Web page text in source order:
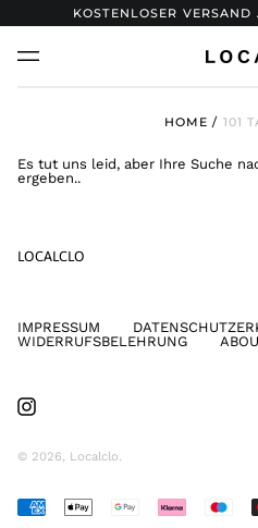
KOSTENLOSER
Menü
HOME / 101
Es tut uns leid, aber Ihre Suche
ergeben..
LOCALCLO
IMPRESSUM
WIDERRUFSBELEHRUNG
Instagram
© 2026, Localclo.
Akzeptierte
Zahlungen